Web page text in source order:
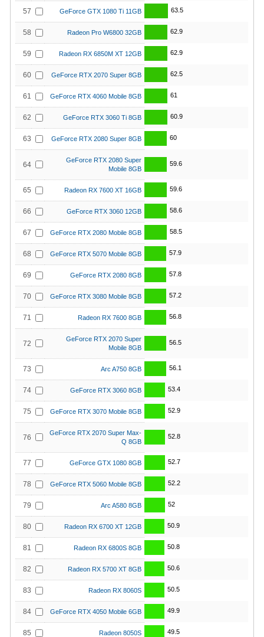
57 GeForce GTX 1080 Ti 11GB 63.5
58 Radeon Pro W6800 32GB 62.9
59 Radeon RX 6850M XT 12GB 62.9
60 GeForce RTX 2070 Super 8GB 62.5
61 GeForce RTX 4060 Mobile 8GB 61
62 GeForce RTX 3060 Ti 8GB 60.9
63 GeForce RTX 2080 Super 8GB 60
64
GeForce RTX 2080 Super
Mobile 8GB
59.6
65 Radeon RX 7600 XT 16GB 59.6
66 GeForce RTX 3060 12GB 58.6
67 GeForce RTX 2080 Mobile 8GB 58.5
68 GeForce RTX 5070 Mobile 8GB 57.9
69 GeForce RTX 2080 8GB 57.8
70 GeForce RTX 3080 Mobile 8GB 57.2
71 Radeon RX 7600 8GB 56.8
72
GeForce RTX 2070 Super
Mobile 8GB
56.5
73 Arc A750 8GB 56.1
74 GeForce RTX 3060 8GB 53.4
75 GeForce RTX 3070 Mobile 8GB 52.9
76
GeForce RTX 2070 Super Max-
Q 8GB
52.8
77 GeForce GTX 1080 8GB 52.7
78 GeForce RTX 5060 Mobile 8GB 52.2
79 Arc A580 8GB 52
80 Radeon RX 6700 XT 12GB 50.9
81 Radeon RX 6800S 8GB 50.8
82 Radeon RX 5700 XT 8GB 50.6
83 Radeon RX 8060S 50.5
84 GeForce RTX 4050 Mobile 6GB 49.9
85 Radeon 8050S 49.5